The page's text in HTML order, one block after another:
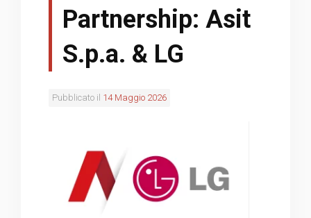
Partnership: Asit
S.p.a. & LG
Pubblicato il 14 Maggio 2026